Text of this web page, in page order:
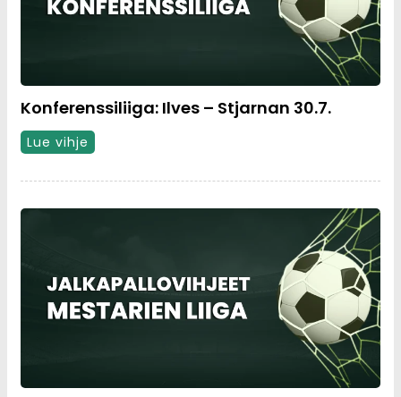
Konferenssiliiga: Ilves – Stjarnan 30.7.
Lue vihje